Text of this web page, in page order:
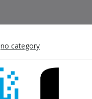
no category